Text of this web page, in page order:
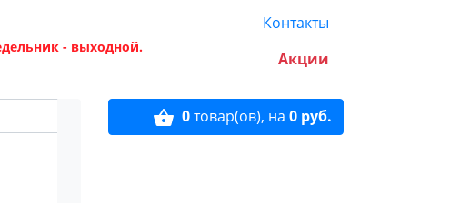
- выходной.
Контакты
Акции
0товар(ов), на 0 руб.